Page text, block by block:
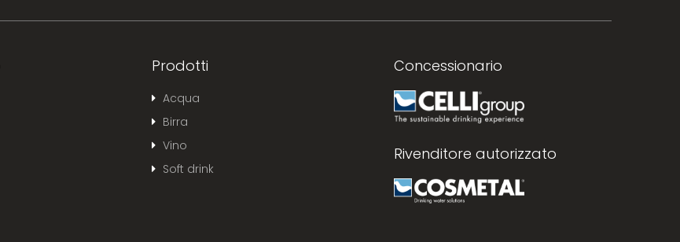
Prodotti
Acqua
Birra
Vino
Soft drink
Concessionario
Rivenditore autorizzato